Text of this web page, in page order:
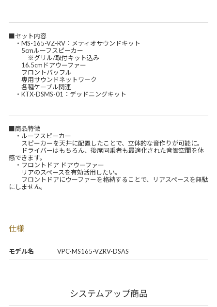
モデル名 VPC-MS165-VZRV-DSAS
■セット内容
・MS-165-VZ-RV：メティオサウンドキット
5cmルーフスピーカー
※グリル/取付キット込み
16.5cmドアウーファー
フロントバッフル
専用サウンドネットワーク
各種ケーブル関連
・KTX-DSMS-01：デッドニングキット
■商品特徴
・ルーフスピーカー
スピーカーを天井に配置したことで、立体的な音作りが可能に。
ドライバーはもちろん、後席同乗者も最適化された音響空間を体
感できます。
・フロントドア ドアウーファー
リアのスペースを有効活用したい。
フロントドアにウーファーを格納することで、リアスペースを無駄
にしません。
仕様
システムアップ商品